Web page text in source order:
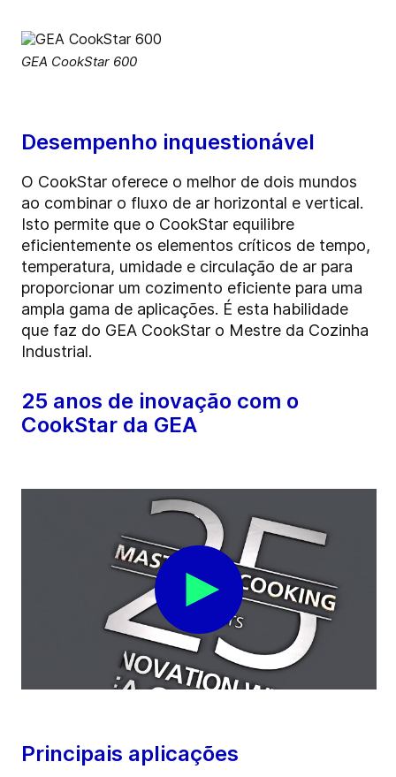
GEA CookStar 600
Desempenho inquestionável
O CookStar oferece o melhor de dois mundos
ao combinar o fluxo de ar horizontal e vertical.
Isto permite que o CookStar equilibre
eficientemente os elementos críticos de tempo,
temperatura, umidade e circulação de ar para
proporcionar um cozimento eficiente para uma
ampla gama de aplicações. É esta habilidade
que faz do GEA CookStar o Mestre da Cozinha
Industrial.
25 anos de inovação com o
CookStar da GEA
Principais aplicações